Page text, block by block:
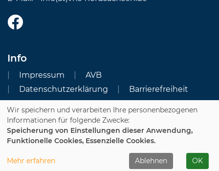
Info
Impressum
AVB
Datenschutzerklärung
Barrierefreiheit
Cookie Einstellungen
Dozenten-Login
Wir speichern und verarbeiten Ihre personenbezogenen
Informationen für folgende Zwecke:
Speicherung von Einstellungen dieser Anwendung,
Funktionelle Cookies, Essenzielle Cookies.
Mehr erfahren Ablehnen OK